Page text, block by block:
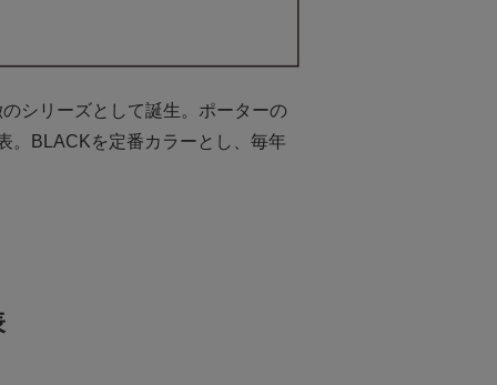
シリーズとして誕生。ポーターの
。BLACKを定番カラーとし、毎年